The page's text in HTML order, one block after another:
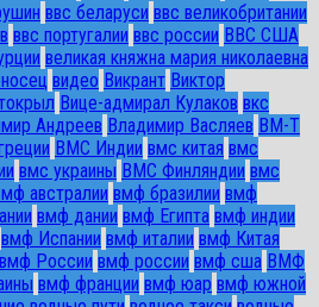
ввс беларуси ввс великобритании
ввс португалии ввс россии ВВС США
великая княжна мария николаевна
видео Викрант Виктор
Вице-адмирал Кулаков вкс
Андреев Владимир Васляев ВМ-Т
ВМС Индии вмс китая вмс
вмс украины ВМС Финляндии вмс
австралии вмф бразилии вмф
вмф дании вмф Египта вмф индии
вмф Испании вмф италии вмф Китая
вмф России вмф россии вмф сша ВМФ
вмф франции вмф юар вмф южной